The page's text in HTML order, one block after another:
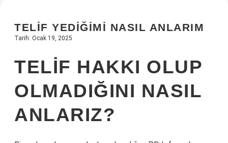
Hakkımızda
TELIF YEDIĞIMI NASIL ANLARIM
Tarih: Ocak 19, 2025
TELIF HAKKI OLUP
OLMADIĞINI NASIL
ANLARIZ?